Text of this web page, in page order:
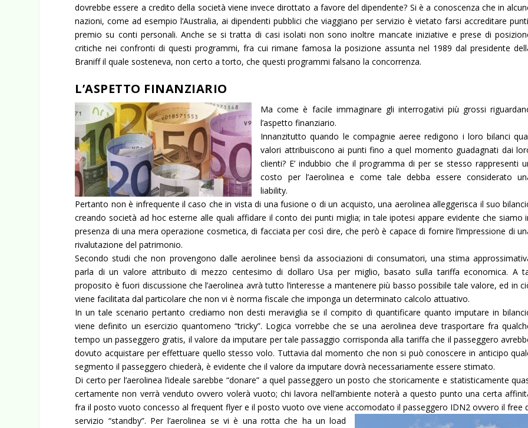
dovrebbe essere a credito della società viene invece dirottato a favore del dipendente? Si è a conoscenza che in
nazioni, come ad esempio l’Australia, ai dipendenti pubblici che viaggiano per servizio è vietato farsi accreditare
premio su conti personali. Anche se si tratta di casi isolati non sono inoltre mancate iniziative e prese di
critiche nei confronti di questi programmi, fra cui rimane famosa la posizione assunta nel 1989 dal presidente
Braniff il quale sosteneva, non certo a torto, che questi programmi falsano la concorrenza.
L’ASPETTO FINANZIARIO
Ma come è facile immaginare gli interrogativi più grossi
l’aspetto finanziario.
Innanzitutto quando le compagnie aeree redigono i loro bilanci
valori attribuiscono ai punti fino a quel momento guadagnati dai
clienti? E’ indubbio che il programma di per se stesso rappresenti
costo per l’aerolinea e come tale debba essere considerato
liability.
Pertanto non è infrequente il caso che in vista di una fusione o di un acquisto, una aerolinea alleggerisca il suo
creando società ad hoc esterne alle quali affidare il conto dei punti miglia; in tale ipotesi appare evidente che siamo
presenza di una mera operazione cosmetica, di facciata per così dire, che però è capace di fornire l’impressione di
rivalutazione del patrimonio.
Secondo studi che non provengono dalle aerolinee bensì da associazioni di consumatori, una stima
parla di un valore attribuito di mezzo centesimo di dollaro Usa per miglio, basato sulla tariffa economica. A
proposito è fuori discussione che l’aerolinea avrà tutto l’interesse a mantenere più basso possibile tale valore, ed in
viene facilitata dal particolare che non vi è norma fiscale che imponga un determinato calcolo attuativo.
In un tale scenario pertanto crediamo non desti meraviglia se il compito di quantificare quanto imputare in
viene definito un esercizio quantomeno “tricky”. Logica vorrebbe che se una aerolinea deve trasportare fra
tempo un passeggero gratis, il valore da imputare per tale passaggio corrisponda alla tariffa che il passeggero
dovuto acquistare per effettuare quello stesso volo. Tuttavia dal momento che non si può conoscere in anticipo
segmento il passeggero chiederà, è evidente che il valore da imputare dovrà necessariamente essere stimato.
Di certo per l’aerolinea l’ideale sarebbe “donare” a quel passeggero un posto che storicamente e statisticamente
certamente non verrà venduto ovvero volerà vuoto; chi lavora nell’ambiente noterà a questo punto una certa
fra il posto vuoto concesso al frequent flyer e il posto vuoto ove viene accomodato il passeggero IDN2 ovvero il free
servizio “standby”. Per l’aerolinea se vi è una rotta che ha un load